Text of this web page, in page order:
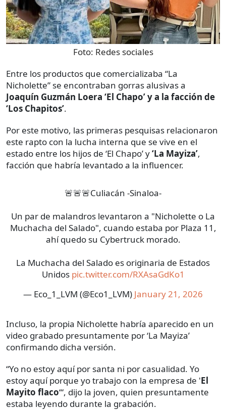
Foto: Redes sociales
Entre los productos que comercializaba “La
Nicholette” se encontraban gorras alusivas a
Joaquín Guzmán Loera ‘El Chapo’ y a la facción de
‘Los Chapitos’.
Por este motivo, las primeras pesquisas relacionaron
este rapto con la lucha interna que se vive en el
estado entre los hijos de ‘El Chapo’ y‘La Mayiza’,
facción que habría levantado a la influencer.
🚨🚨🚨Culiacán -Sinaloa-
Un par de malandros levantaron a "Nicholette o La
Muchacha del Salado", cuando estaba por Plaza 11,
ahí quedo su Cybertruck morado.
La Muchacha del Salado es originaria de Estados
Unidos pic.twitter.com/RXAsaGdKo1
— Eco_1_LVM (@Eco1_LVM) January 21, 2026
Incluso, la propia Nicholette habría aparecido en un
video grabado presuntamente por ‘La Mayiza’
confirmando dicha versión.
“Yo no estoy aquí por santa ni por casualidad. Yo
estoy aquí porque yo trabajo con la empresa de 'El
Mayito flaco‘“, dijo la joven, quien presuntamente
estaba leyendo durante la grabación.